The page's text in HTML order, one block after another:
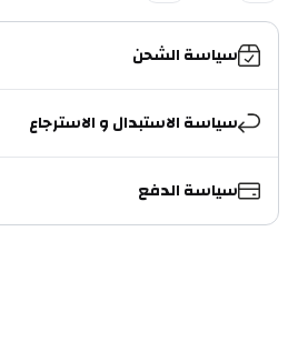
سياسة الشحن
سياسة الاستبدال و الاسترجاع
سياسة الدفع